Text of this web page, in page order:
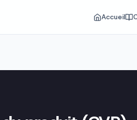
Accueil